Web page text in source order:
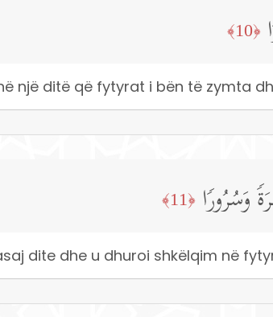
﴿10﴾
një ditë që fytyrat i bën të zymta
وَسُرُورࣰا ﴿11﴾
dite dhe u dhuroi shkëlqim në